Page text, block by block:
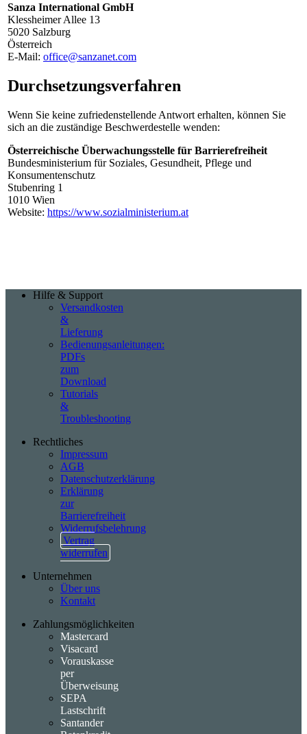
Sanza International GmbH
Klessheimer Allee 13
5020 Salzburg
Österreich
E-Mail: office@sanzanet.com
Durchsetzungsverfahren
Wenn Sie keine zufriedenstellende Antwort erhalten, können Sie
sich an die zuständige Beschwerdestelle wenden:
Österreichische Überwachungsstelle für Barrierefreiheit
Bundesministerium für Soziales, Gesundheit, Pflege und
Konsumentenschutz
Stubenring 1
1010 Wien
Website: https://www.sozialministerium.at
Hilfe & Support
Versandkosten
&
Lieferung
Bedienungsanleitungen:
PDFs
zum
Download
Tutorials
&
Troubleshooting
Rechtliches
Impressum
AGB
Datenschutzerklärung
Erklärung
zur
Barrierefreiheit
Widerrufsbelehrung
Vertrag
widerrufen
Unternehmen
Über uns
Kontakt
Zahlungsmöglichkeiten
Mastercard
Visacard
Vorauskasse
per
Überweisung
SEPA
Lastschrift
Santander